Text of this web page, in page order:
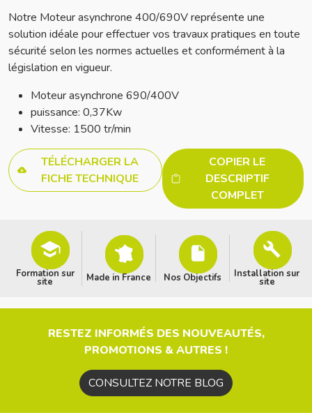
Notre Moteur asynchrone 400/690V représente une
solution idéale pour effectuer vos travaux pratiques en toute
sécurité selon les normes actuelles et conformément à la
législation en vigueur.
Moteur asynchrone 690/400V
puissance: 0,37Kw
Vitesse: 1500 tr/min
TÉLÉCHARGER LA
FICHE TECHNIQUE
COPIER LE
DESCRIPTIF
COMPLET
Formation sur
site Made in France Nos Objectifs Installation sur
site
RESTEZ INFORMÉS DES NOUVEAUTÉS,
PROMOTIONS & AUTRES !
CONSULTEZ NOTRE BLOG